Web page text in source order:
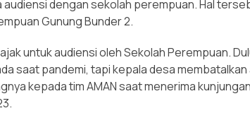
dengan sekolah perempuan. Hal
Gunung Bunder 2.
untuk audiensi oleh Sekolah Perempuan.
saat pandemi, tapi kepala desa
kepada tim AMAN saat menerima